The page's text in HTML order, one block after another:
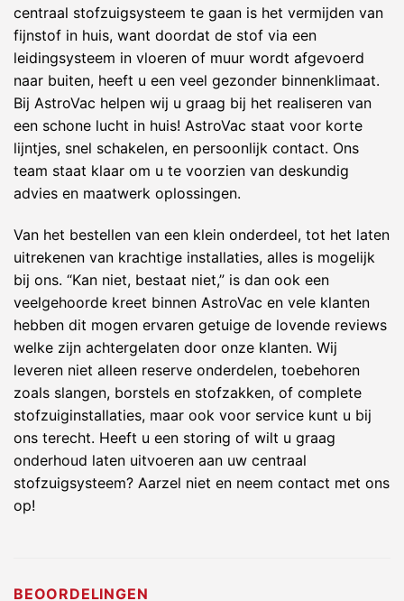
centraal stofzuigsysteem te gaan is het vermijden van
fijnstof in huis, want doordat de stof via een
leidingsysteem in vloeren of muur wordt afgevoerd
naar buiten, heeft u een veel gezonder binnenklimaat.
Bij AstroVac helpen wij u graag bij het realiseren van
een schone lucht in huis! AstroVac staat voor korte
lijntjes, snel schakelen, en persoonlijk contact. Ons
team staat klaar om u te voorzien van deskundig
advies en maatwerk oplossingen.
Van het bestellen van een klein onderdeel, tot het laten
uitrekenen van krachtige installaties, alles is mogelijk
bij ons. “Kan niet, bestaat niet,” is dan ook een
veelgehoorde kreet binnen AstroVac en vele klanten
hebben dit mogen ervaren getuige de lovende reviews
welke zijn achtergelaten door onze klanten. Wij
leveren niet alleen reserve onderdelen, toebehoren
zoals slangen, borstels en stofzakken, of complete
stofzuiginstallaties, maar ook voor service kunt u bij
ons terecht. Heeft u een storing of wilt u graag
onderhoud laten uitvoeren aan uw centraal
stofzuigsysteem? Aarzel niet en neem contact met ons
op!
BEOORDELINGEN